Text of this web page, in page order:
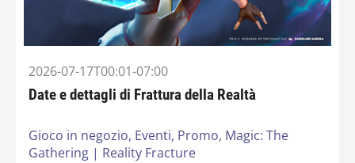
2026-07-17T00:01-07:00
Date e dettagli di Frattura della Realtà
Gioco in negozio, Eventi, Promo, Magic: The
Gathering | Reality Fracture